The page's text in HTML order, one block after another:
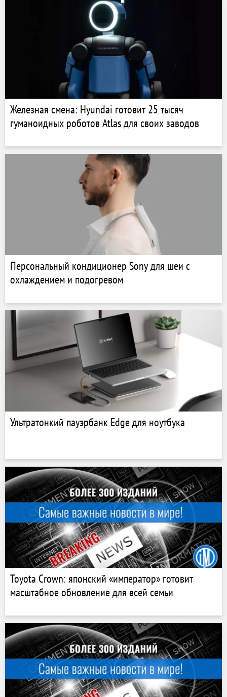
Железная смена: Hyundai готовит 25 тысяч
гуманоидных роботов Atlas для своих заводов
Персональный кондиционер Sony для шеи с
охлаждением и подогревом
Ультратонкий пауэрбанк Edge для ноутбука
Toyota Crown: японский «император» готовит
масштабное обновление для всей семьи